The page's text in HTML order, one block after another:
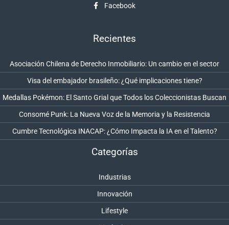
Facebook
Recientes
Asociación Chilena de Derecho Inmobiliario: Un cambio en el sector
Visa del embajador brasileño: ¿Qué implicaciones tiene?
Medallas Pokémon: El Santo Grial que Todos los Coleccionistas Buscan
Consomé Punk: La Nueva Voz de la Memoria y la Resistencia
Cumbre Tecnológica INACAP: ¿Cómo Impacta la IA en el Talento?
Categorías
Industrias
Innovación
Lifestyle